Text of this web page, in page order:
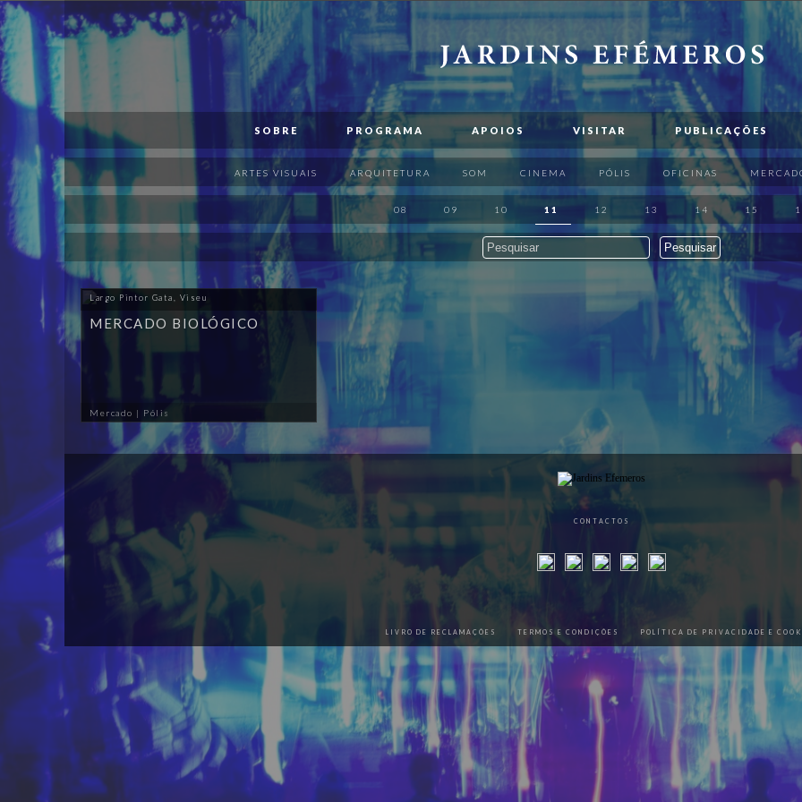
PROGRAMA
APOIOS
VISITAR
PUBLICAÇÕES
MAPA
PT
SOBRE PROGRAMA APOIOS VISITAR PUBLICAÇÕES
ARTES VISUAIS ARQUITETURA SOM CINEMA PÓLIS OFICINAS
08 09 10 11 12 13 14 15
Largo Pintor Gata, Viseu
MERCADO BIOLÓGICO
Mercado | Pólis
CONTACTOS
LIVRO DE RECLAMAÇÕES TERMOS E CONDIÇÕES POLÍTICA DE PRIVACIDADE E